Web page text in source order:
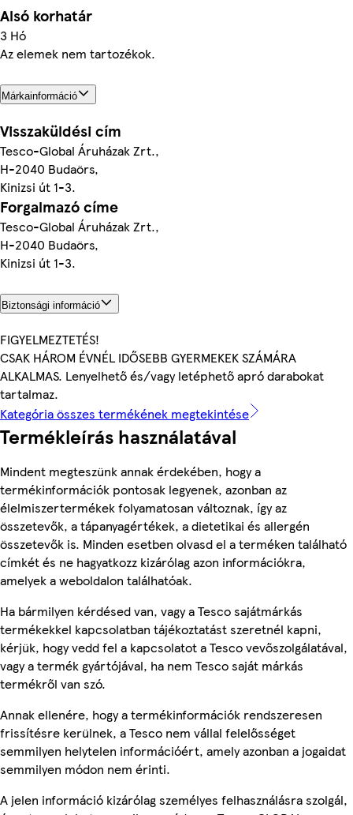
Alsó korhatár
3 Hó
Az elemek nem tartozékok.
Márkainformáció
Visszaküldési cím
Tesco-Global Áruházak Zrt.,
H-2040 Budaörs,
Kinizsi út 1-3.
Forgalmazó címe
Tesco-Global Áruházak Zrt.,
H-2040 Budaörs,
Kinizsi út 1-3.
Biztonsági információ
FIGYELMEZTETÉS!
CSAK HÁROM ÉVNÉL IDŐSEBB GYERMEKEK SZÁMÁRA
ALKALMAS. Lenyelhető és/vagy letéphető apró darabokat
tartalmaz.
Kategória összes termékének megtekintése
Termékleírás használatával
Mindent megteszünk annak érdekében, hogy a
termékinformációk pontosak legyenek, azonban az
élelmiszertermékek folyamatosan változnak, így az
összetevők, a tápanyagértékek, a dietetikai és allergén
összetevők is. Minden esetben olvasd el a terméken található
címkét és ne hagyatkozz kizárólag azon információkra,
amelyek a weboldalon találhatóak.
Ha bármilyen kérdésed van, vagy a Tesco sajátmárkás
termékekkel kapcsolatban tájékoztatást szeretnél kapni,
kérjük, hogy vedd fel a kapcsolatot a Tesco vevőszolgálatával,
vagy a termék gyártójával, ha nem Tesco saját márkás
termékről van szó.
Annak ellenére, hogy a termékinformációk rendszeresen
frissítésre kerülnek, a Tesco nem vállal felelősséget
semmilyen helytelen információért, amely azonban a jogaidat
semmilyen módon nem érinti.
A jelen információ kizárólag személyes felhasználásra szolgál,